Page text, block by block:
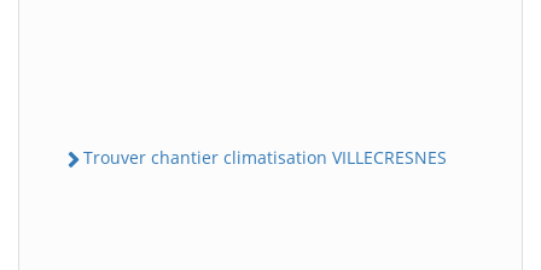
Trouver chantier climatisation VILLECRESNES